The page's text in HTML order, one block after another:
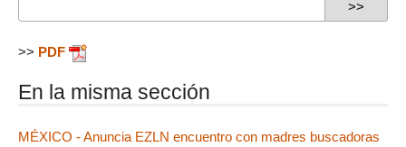
>> PDF
En la misma sección
MÉXICO - Anuncia EZLN encuentro con madres buscadoras